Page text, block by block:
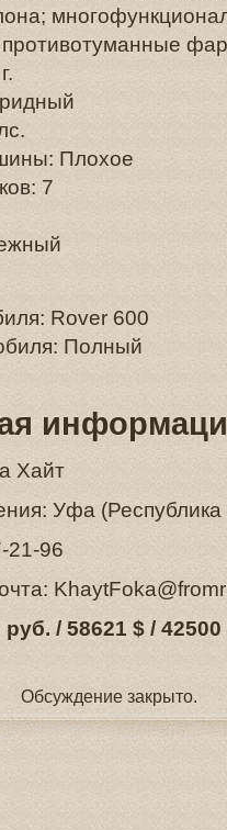
Плохое
7
Rover 600
Полный
Хайт
Уфа (Республика
21-96
/ 58621 $ / 42500
Обсуждение закрыто.